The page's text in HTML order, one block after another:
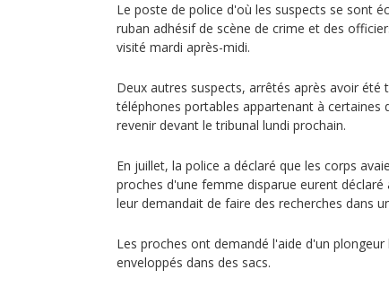
Le poste de police d'où les suspects se sont
ruban adhésif de scène de crime et des
visité mardi après-midi.
Deux autres suspects, arrêtés après avoir été
téléphones portables appartenant à certaines
revenir devant le tribunal lundi prochain.
En juillet, la police a déclaré que les corps
proches d'une femme disparue eurent
leur demandait de faire des recherches dans
Les proches ont demandé l'aide d'un
enveloppés dans des sacs.